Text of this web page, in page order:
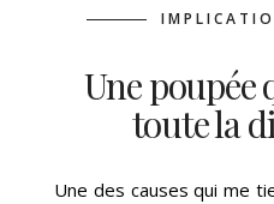
Une poupée
toute la
LUNDI, 30
Une des causes qui me